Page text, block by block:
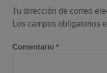
Tu dirección de correo
Los campos obligatorios
Comentario *